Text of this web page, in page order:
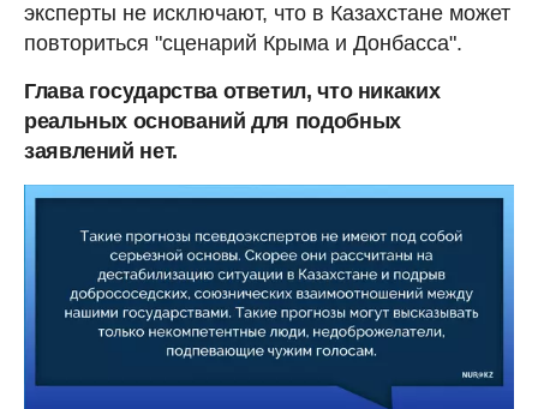
эксперты не исключают, что в Казахстане может
повториться "сценарий Крыма и Донбасса".
Глава государства ответил, что никаких
реальных оснований для подобных
заявлений нет.